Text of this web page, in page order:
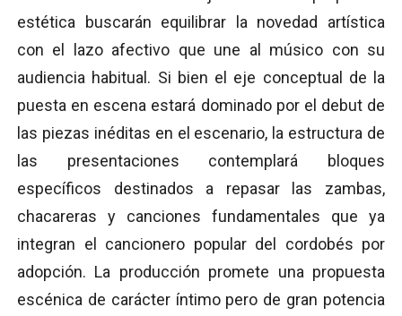
estética buscarán equilibrar la novedad artística
con el lazo afectivo que une al músico con su
audiencia habitual. Si bien el eje conceptual de la
puesta en escena estará dominado por el debut de
las piezas inéditas en el escenario, la estructura de
las presentaciones contemplará bloques
específicos destinados a repasar las zambas,
chacareras y canciones fundamentales que ya
integran el cancionero popular del cordobés por
adopción. La producción promete una propuesta
escénica de carácter íntimo pero de gran potencia